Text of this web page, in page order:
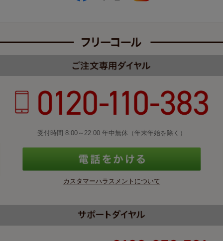
受付時間 8:00～22:00 年中無休（年末年始を除く）
カスタマーハラスメントについて